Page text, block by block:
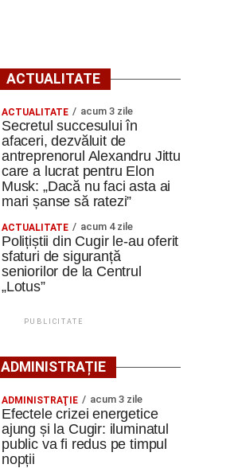
ACTUALITATE
ACTUALITATE acum 3 zile
Secretul succesului în
afaceri, dezvăluit de
antreprenorul Alexandru Jittu
care a lucrat pentru Elon
Musk: „Dacă nu faci asta ai
mari șanse să ratezi”
ACTUALITATE acum 4 zile
Polițiștii din Cugir le-au oferit
sfaturi de siguranță
seniorilor de la Centrul
„Lotus”
PUBLICITATE
ADMINISTRAȚIE
ADMINISTRAŢIE acum 3 zile
Efectele crizei energetice
ajung și la Cugir: iluminatul
public va fi redus pe timpul
nopții